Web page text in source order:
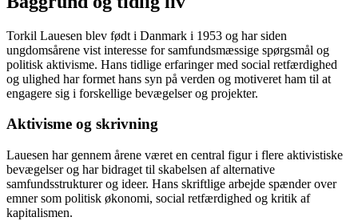
Torkil Lauesen blev født i Danmark i 1953 og har siden
ungdomsårene vist interesse for samfundsmæssige spørgsmål og
politisk aktivisme. Hans tidlige erfaringer med social retfærdighed
og ulighed har formet hans syn på verden og motiveret ham til at
engagere sig i forskellige bevægelser og projekter.
Aktivisme og skrivning
Lauesen har gennem årene været en central figur i flere aktivistiske
bevægelser og har bidraget til skabelsen af alternative
samfundsstrukturer og ideer. Hans skriftlige arbejde spænder over
emner som politisk økonomi, social retfærdighed og kritik af
kapitalismen.